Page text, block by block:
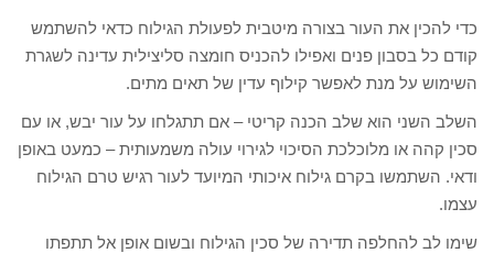
כדי להכין את העור בצורה מיטבית לפעולת הגילוח כדאי להשתמש
קודם כל בסבון פנים ואפילו להכניס חומצה סליצילית עדינה לשגרת
השימוש על מנת לאפשר קילוף עדין של תאים מתים.
השלב השני הוא שלב הכנה קריטי – אם תתגלחו על עור יבש, או עם
סכין קהה או מלוכלכת הסיכוי לגירוי עולה משמעותית – כמעט באופן
ודאי. השתמשו בקרם גילוח איכותי המיועד לעור רגיש טרם הגילוח
עצמו.
שימו לב להחלפה תדירה של סכין הגילוח ובשום אופן אל תתפתו